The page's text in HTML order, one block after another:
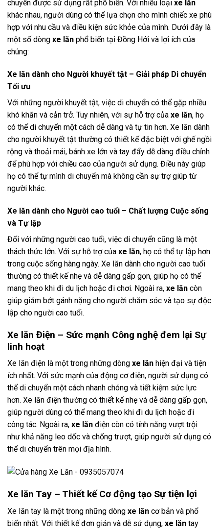
chuyển được sử dụng rất phổ biến. Với nhiều loại xe lăn
khác nhau, người dùng có thể lựa chọn cho mình chiếc xe phù
hợp với nhu cầu và điều kiện sức khỏe của mình. Dưới đây là
một số dòng xe lăn phổ biến tại Đồng Hới và lợi ích của
chúng:
Xe lăn dành cho Người khuyết tật – Giải pháp Di chuyển
Tối ưu
Với những người khuyết tật, việc di chuyển có thể gặp nhiều
khó khăn và cản trở. Tuy nhiên, với sự hỗ trợ của xe lăn, họ
có thể di chuyển một cách dễ dàng và tự tin hơn. Xe lăn dành
cho người khuyết tật thường có thiết kế đặc biệt với ghế ngồi
rộng và thoải mái, bánh xe lớn và tay đẩy dễ dàng điều chỉnh
để phù hợp với chiều cao của người sử dụng. Điều này giúp
họ có thể tự mình di chuyển mà không cần sự trợ giúp từ
người khác.
Xe lăn dành cho Người cao tuổi – Chất lượng Cuộc sống
và Tự lập
Đối với những người cao tuổi, việc di chuyển cũng là một
thách thức lớn. Với sự hỗ trợ của xe lăn, họ có thể tự lập hơn
trong cuộc sống hàng ngày. Xe lăn dành cho người cao tuổi
thường có thiết kế nhẹ và dễ dàng gấp gọn, giúp họ có thể
mang theo khi đi du lịch hoặc đi chơi. Ngoài ra, xe lăn còn
giúp giảm bớt gánh nặng cho người chăm sóc và tạo sự độc
lập cho người cao tuổi.
Xe lăn Điện – Sức mạnh Công nghệ đem lại Sự
linh hoạt
Xe lăn điện là một trong những dòng xe lăn hiện đại và tiện
ích nhất. Với sức mạnh của động cơ điện, người sử dụng có
thể di chuyển một cách nhanh chóng và tiết kiệm sức lực
hơn. Xe lăn điện thường có thiết kế nhẹ và dễ dàng gấp gọn,
giúp người dùng có thể mang theo khi đi du lịch hoặc đi
công tác. Ngoài ra, xe lăn điện còn có tính năng vượt trội
như khả năng leo dốc và chống trượt, giúp người sử dụng có
thể di chuyển trên mọi địa hình.
Xe lăn Tay – Thiết kế Cơ động tạo Sự tiện lợi
Xe lăn tay là một trong những dòng xe lăn cơ bản và phổ
biến nhất. Với thiết kế đơn giản và dễ sử dụng, xe lăn tay